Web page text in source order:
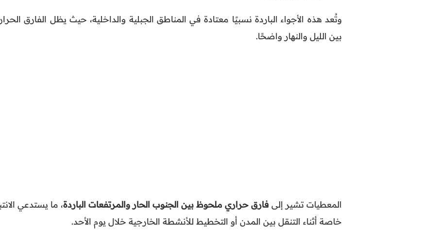
وتُعد هذه الأجواء الباردة نسبيًا معتادة في المناطق الجبلية والداخلية، حيث يظل الفارق
بين الليل والنهار واضحًا.
المعطيات تشير إلى فارق حراري ملحوظ بين الجنوب الحار والمرتفعات الباردة، ما يستدعي
خاصة أثناء التنقل بين المدن أو التخطيط للأنشطة الخارجية خلال يوم الأحد.